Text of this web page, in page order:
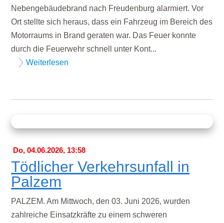
Nebengebäudebrand nach Freudenburg alarmiert. Vor
Ort stellte sich heraus, dass ein Fahrzeug im Bereich des
Motorraums in Brand geraten war. Das Feuer konnte
durch die Feuerwehr schnell unter Kont...
Weiterlesen
Do, 04.06.2026, 13:58
Tödlicher Verkehrsunfall in
Palzem
PALZEM. Am Mittwoch, den 03. Juni 2026, wurden
zahlreiche Einsatzkräfte zu einem schweren